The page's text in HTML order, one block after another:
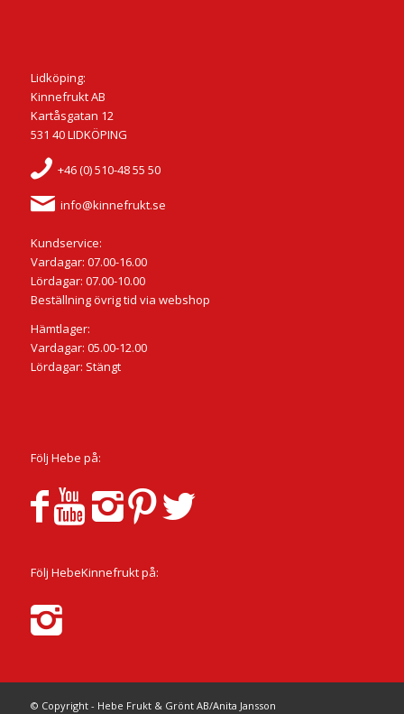
Lidköping:
Kinnefrukt AB
Kartåsgatan 12
531 40 LIDKÖPING
+46 (0) 510-48 55 50
info@kinnefrukt.se
Kundservice:
Vardagar: 07.00-16.00
Lördagar: 07.00-10.00
Beställning övrig tid via webshop
Hämtlager:
Vardagar: 05.00-12.00
Lördagar: Stängt
Följ Hebe på:
Följ HebeKinnefrukt på:
© Copyright - Hebe Frukt & Grönt AB/Anita Jansson